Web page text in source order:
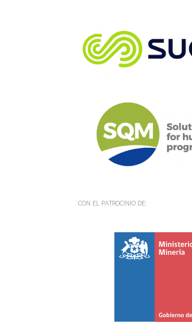
CON EL